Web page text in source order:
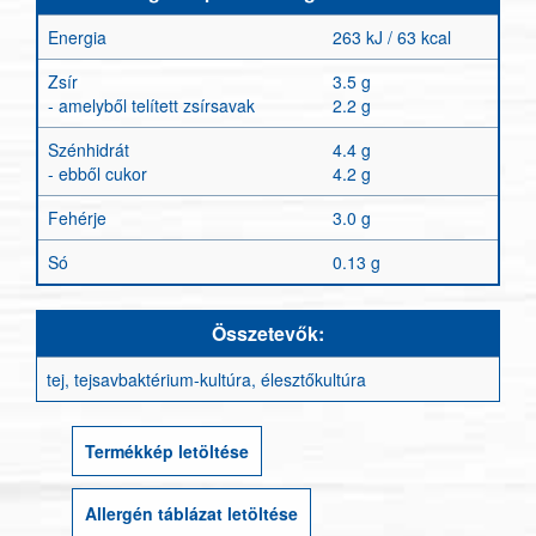
Energia
263 kJ / 63 kcal
Zsír
- amelyből telített zsírsavak
3.5 g
2.2 g
Szénhidrát
- ebből cukor
4.4 g
4.2 g
Fehérje
3.0 g
Só
0.13 g
Összetevők:
tej, tejsavbaktérium-kultúra, élesztőkultúra
Termékkép letöltése
Allergén táblázat letöltése